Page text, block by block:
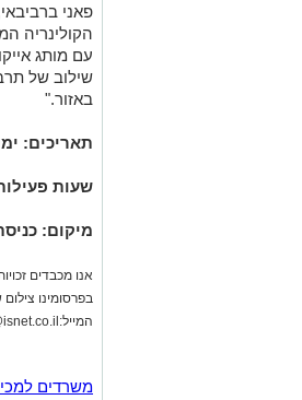
פאני
הקולינריה
עם מותג
שילוב של
באזור."
תאריכים: ימי ראשון
שעות
מיקום:
אנו מכבדים
בפרסומינו
המייל:
משרדים